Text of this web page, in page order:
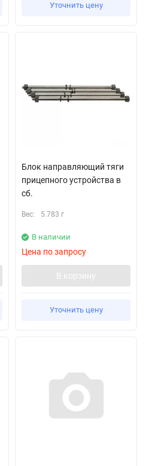
Уточнить цену
Блок направляющий тяги
прицепного устройства в
сб.
Вес: 5.783 г
В наличии
Цена по запросу
В корзину
Уточнить цену